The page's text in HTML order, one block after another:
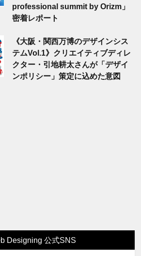
professional summit by Orizm」
密着レポート
《大阪・関西万博のデザインシス
テムVol.1》クリエイティブディレ
クター・引地耕太さんが「デザイ
ンポリシー」策定に込めた意図
Designing 公式SNS